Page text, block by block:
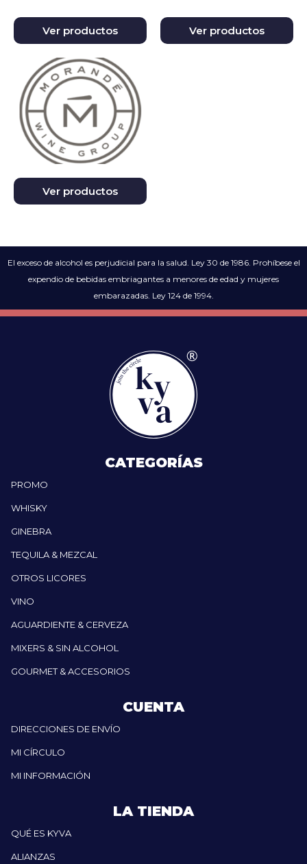
Ver productos Ver productos
Ver productos
El exceso de alcohol es perjudicial para la salud. Ley 30 de 1986. Prohíbese el
expendio de bebidas embriagantes a menores de edad y mujeres
embarazadas. Ley 124 de 1994.
CATEGORÍAS
PROMO
WHISKY
GINEBRA
TEQUILA & MEZCAL
OTROS LICORES
VINO
AGUARDIENTE & CERVEZA
MIXERS & SIN ALCOHOL
GOURMET & ACCESORIOS
CUENTA
DIRECCIONES DE ENVÍO
MI CÍRCULO
MI INFORMACIÓN
LA TIENDA
QUÉ ES KYVA
ALIANZAS